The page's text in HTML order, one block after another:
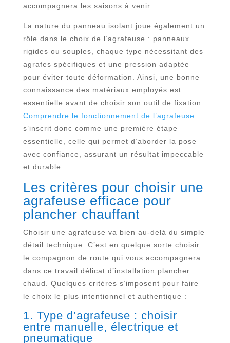
accompagnera les saisons à venir.
La nature du panneau isolant joue également un
rôle dans le choix de l’agrafeuse : panneaux
rigides ou souples, chaque type nécessitant des
agrafes spécifiques et une pression adaptée
pour éviter toute déformation. Ainsi, une bonne
connaissance des matériaux employés est
essentielle avant de choisir son outil de fixation.
Comprendre le fonctionnement de l’agrafeuse
s’inscrit donc comme une première étape
essentielle, celle qui permet d’aborder la pose
avec confiance, assurant un résultat impeccable
et durable.
Les critères pour choisir une
agrafeuse efficace pour
plancher chauffant
Choisir une agrafeuse va bien au-delà du simple
détail technique. C’est en quelque sorte choisir
le compagnon de route qui vous accompagnera
dans ce travail délicat d’installation plancher
chaud. Quelques critères s’imposent pour faire
le choix le plus intentionnel et authentique :
1. Type d’agrafeuse : choisir
entre manuelle, électrique et
pneumatique